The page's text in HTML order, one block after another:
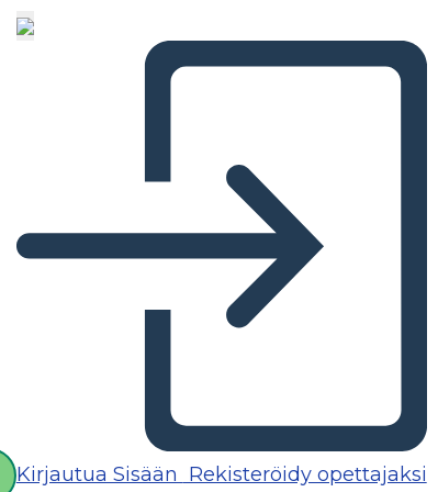
Kirjautua Sisään Rekisteröidy opettajaksi